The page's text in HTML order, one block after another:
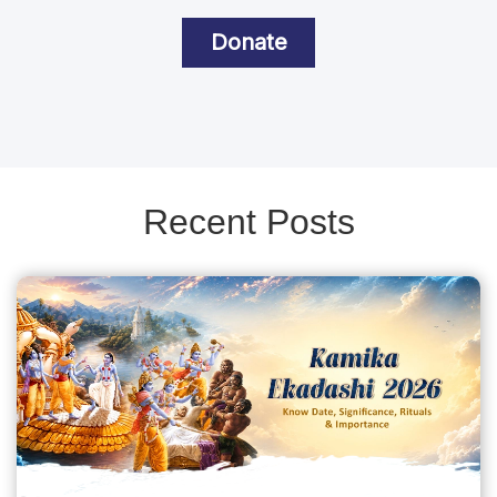
Donate
Recent Posts